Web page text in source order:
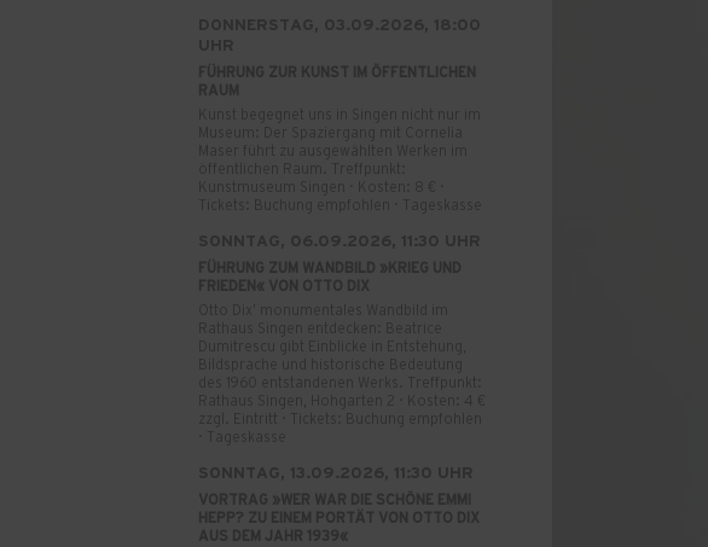
FÜHRUNG ZUR KUNST IM ÖFFENTLICHEN
RAUM
Kunst begegnet uns in Singen nicht nur im
Museum: Der Spaziergang mit Cornelia
Maser führt zu ausgewählten Werken im
öffentlichen Raum. Treffpunkt:
Kunstmuseum Singen · Kosten: 8 € ·
Tickets: Buchung empfohlen · Tageskasse
FÜHRUNG ZUM WANDBILD »KRIEG UND
FRIEDEN« VON OTTO DIX
Otto Dix’ monumentales Wandbild im
Rathaus Singen entdecken: Beatrice
Dumitrescu gibt Einblicke in Entstehung,
Bildsprache und historische Bedeutung
des 1960 entstandenen Werks. Treffpunkt:
Rathaus Singen, Hohgarten 2 · Kosten: 4 €
zzgl. Eintritt · Tickets: Buchung empfohlen
VORTRAG »WER WAR DIE SCHÖNE EMMI
HEPP? ZU EINEM PORTÄT VON OTTO DIX
AUS DEM JAHR 1939«